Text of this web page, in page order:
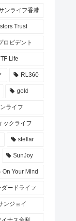
ンライフ香港
Trust
ロビデント
Life
RL360
gold
ライフ
ックライフ
stellar
SunJoy
On Your Mind
ダードライフ
ンジョイ